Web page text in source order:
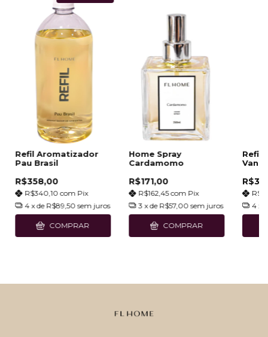
Refil Aromatizador
Pau Brasil
R$358,00
R$340,10 com Pix
4 x de R$89,50 sem juros
COMPRAR
Home Spray
Cardamomo
R$171,00
R$162,45com Pix
3 x de R$57,00 sem juros
COMPRAR
Refil
4 x